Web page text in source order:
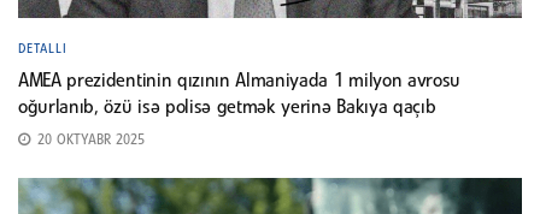
DETALLI
AMEA prezidentinin qızının Almaniyada 1 milyon avrosu
oğurlanıb, özü isə polisə getmək yerinə Bakıya qaçıb
20 OKTYABR 2025